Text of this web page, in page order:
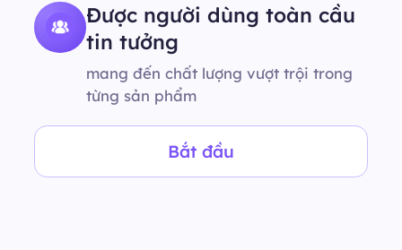
Được người dùng toàn cầu
tin tưởng
mang đến chất lượng vượt trội trong
từng sản phẩm
Bắt đầu